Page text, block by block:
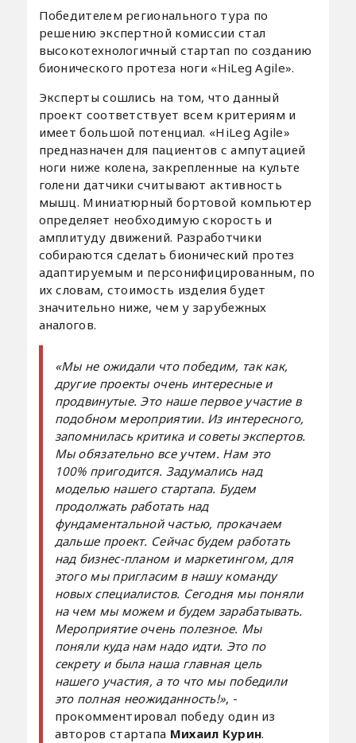
Победителем регионального тура по
решению экспертной комиссии стал
высокотехнологичный стартап по созданию
бионического протеза ноги «HiLeg Agile».
Эксперты сошлись на том, что данный
проект соответствует всем критериям и
имеет большой потенциал. «HiLeg Agile»
предназначен для пациентов с ампутацией
ноги ниже колена, закрепленные на культе
голени датчики считывают активность
мышц. Миниатюрный бортовой компьютер
определяет необходимую скорость и
амплитуду движений. Разработчики
собираются сделать бионический протез
адаптируемым и персонифицированным, по
их словам, стоимость изделия будет
значительно ниже, чем у зарубежных
аналогов.
«Мы не ожидали что победим, так как,
другие проекты очень интересные и
продвинутые. Это наше первое участие в
подобном мероприятии. Из интересного,
запомнилась критика и советы экспертов.
Мы обязательно все учтем. Нам это
100% пригодится. Задумались над
моделью нашего стартапа. Будем
продолжать работать над
фундаментальной частью, прокачаем
дальше проект. Сейчас будем работать
над бизнес-планом и маркетингом, для
этого мы пригласим в нашу команду
новых специалистов. Сегодня мы поняли
на чем мы можем и будем зарабатывать.
Мероприятие очень полезное. Мы
поняли куда нам надо идти. Это по
секрету и была наша главная цель
нашего участия, а то что мы победили
это полная неожиданность!», -
прокомментировал победу один из
авторов стартапа Михаил Курин.